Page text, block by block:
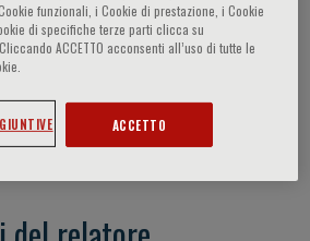
funzionali, i Cookie di prestazione, i Cookie
di specifiche terze parti clicca su
Cliccando ACCETTO acconsenti all’uso di tutte le
ACCETTO